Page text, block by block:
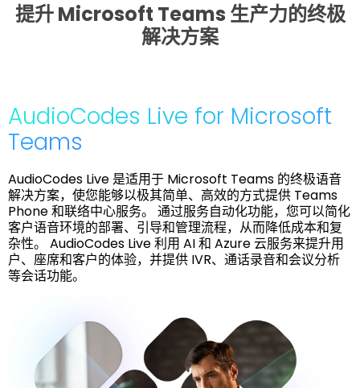
提升 Microsoft Teams 生产力的终极
解决方案
AudioCodes Live for Microsoft
Teams
AudioCodes Live 是适用于 Microsoft Teams 的终极语音
解决方案，使您能够以极其简单、高效的方式提供 Teams
Phone 和联络中心服务。 通过服务自动化功能，您可以简化
客户语音环境的部署、引导和管理流程，从而降低成本和复
杂性。 AudioCodes Live 利用 AI 和 Azure 云服务来提升用
户、座席和客户的体验，并提供 IVR、通话录音和会议分析
等会话功能。